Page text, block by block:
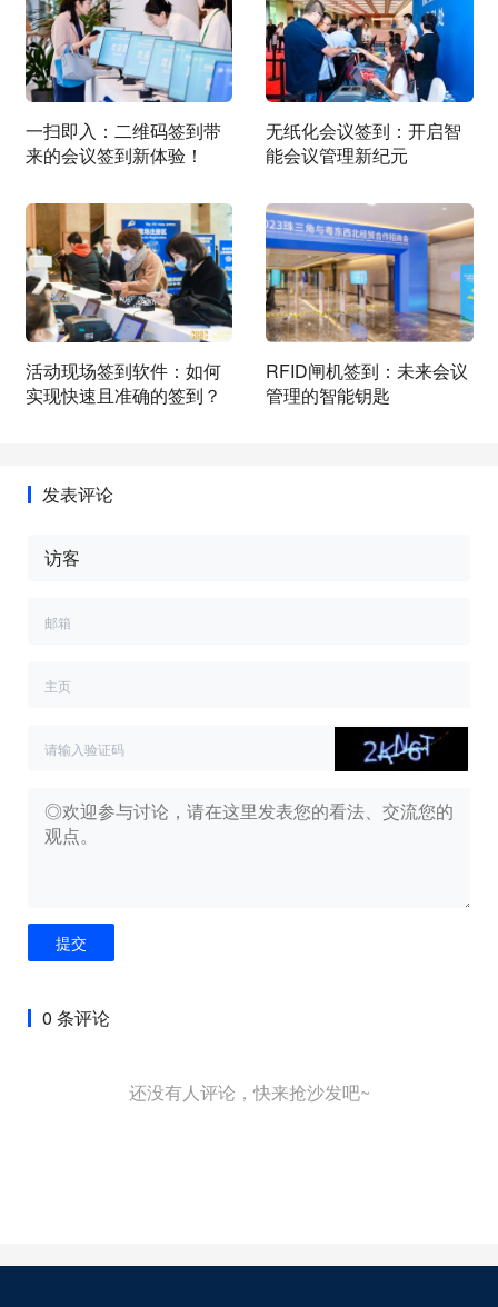
一扫即入：二维码签到带
来的会议签到新体验！
​无纸化会议签到：开启智
能会议管理新纪元
活动现场签到软件：如何
实现快速且准确的签到？
RFID闸机签到：未来会议
管理的智能钥匙
发表评论
提交
0 条评论
还没有人评论，快来抢沙发吧~